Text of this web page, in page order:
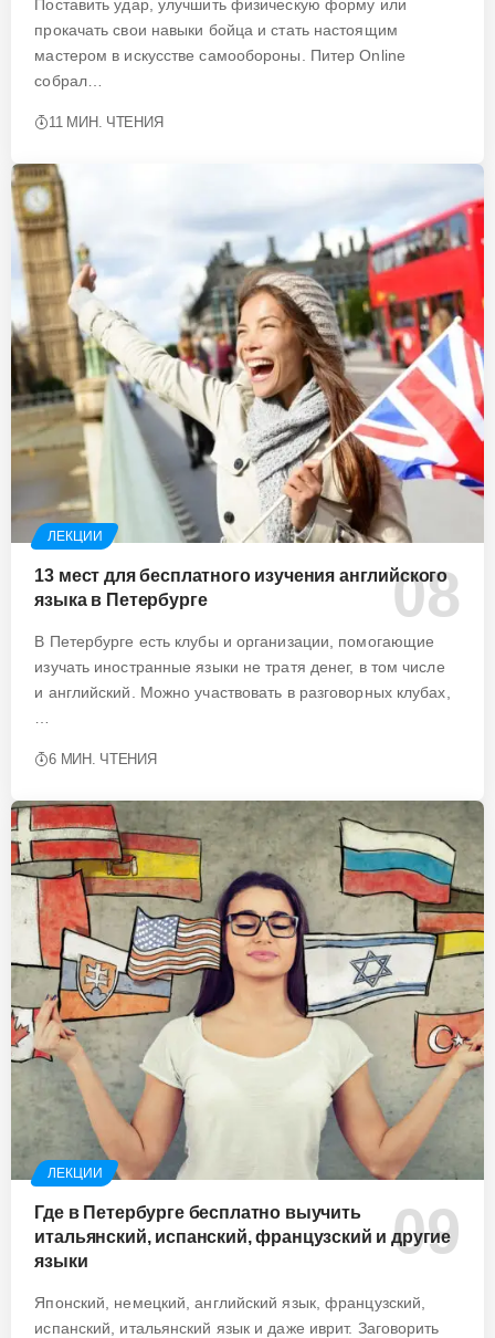
Поставить удар, улучшить физическую форму или
прокачать свои навыки бойца и стать настоящим
мастером в искусстве самообороны. Питер Online
собрал…
11 МИН. ЧТЕНИЯ
ЛЕКЦИИ
13 мест для бесплатного изучения английского
языка в Петербурге
В Петербурге есть клубы и организации, помогающие
изучать иностранные языки не тратя денег, в том числе
и английский. Можно участвовать в разговорных клубах,
6 МИН. ЧТЕНИЯ
ЛЕКЦИИ
Где в Петербурге бесплатно выучить
итальянский, испанский, французский и другие
языки
Японский, немецкий, английский язык, французский,
испанский, итальянский язык и даже иврит. Заговорить